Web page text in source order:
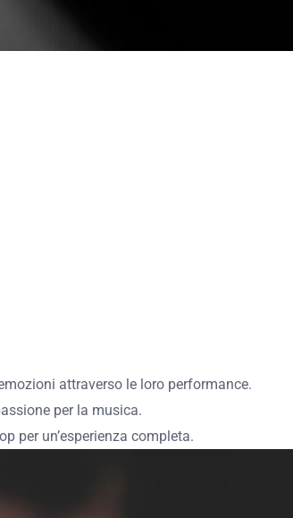
attraverso le loro performance.
per la musica.
per un’esperienza completa.